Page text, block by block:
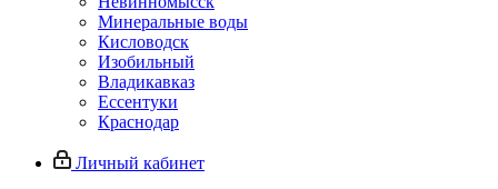
Минеральные воды
Кисловодск
Изобильный
Владикавказ
Ессентуки
Краснодар
Личный кабинет